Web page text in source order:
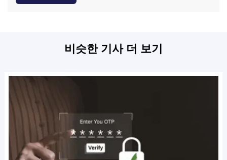
비슷한 기사 더 보기